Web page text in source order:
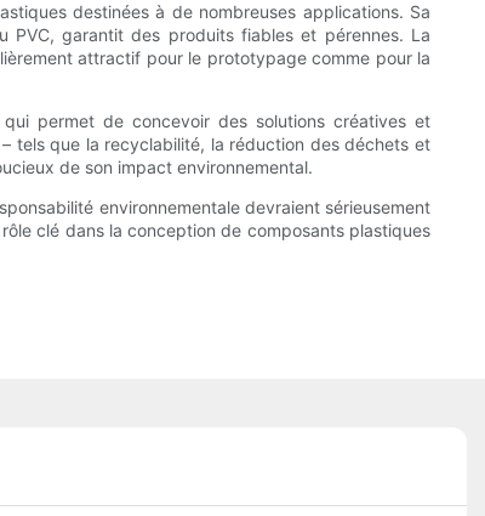
destinées à de nombreuses applications. Sa
garantit des produits fiables et pérennes. La
attractif pour le prototypage comme pour la
permet de concevoir des solutions créatives et
tels que la recyclabilité, la réduction des déchets et
de son impact environnemental.
environnementale devraient sérieusement
clé dans la conception de composants plastiques